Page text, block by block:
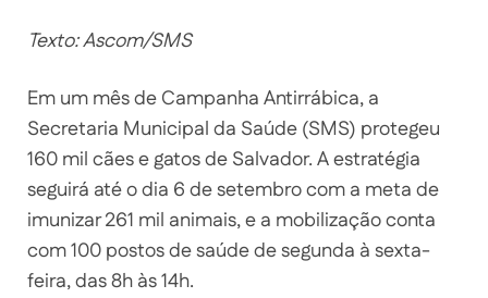
Texto: Ascom/SMS
Em um mês de Campanha Antirrábica, a
Secretaria Municipal da Saúde (SMS) protegeu
160 mil cães e gatos de Salvador. A estratégia
seguirá até o dia 6 de setembro com a meta de
imunizar 261 mil animais, e a mobilização conta
com 100 postos de saúde de segunda à sexta-
feira, das 8h às 14h.